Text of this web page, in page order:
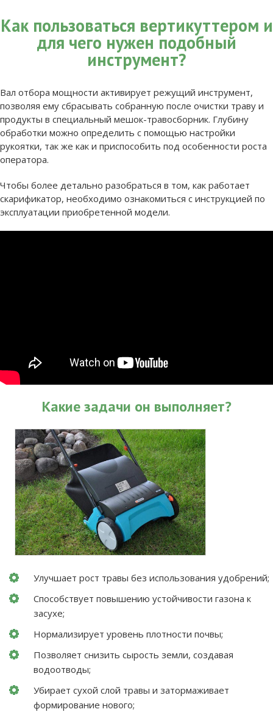
Как пользоваться вертикуттером и
для чего нужен подобный
инструмент?
Вал отбора мощности активирует режущий инструмент,
позволяя ему сбрасывать собранную после очистки траву и
продукты в специальный мешок-травосборник. Глубину
обработки можно определить с помощью настройки
рукоятки, так же как и приспособить под особенности роста
оператора.
Чтобы более детально разобраться в том, как работает
скарификатор, необходимо ознакомиться с инструкцией по
эксплуатации приобретенной модели.
Какие задачи он выполняет?
Улучшает рост травы без использования удобрений;
Способствует повышению устойчивости газона к
засухе;
Нормализирует уровень плотности почвы;
Позволяет снизить сырость земли, создавая
водоотводы;
Убирает сухой слой травы и затормаживает
формирование нового;